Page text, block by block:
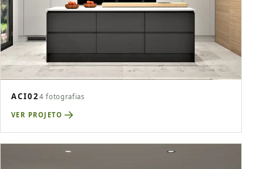
ACI02 4 fotografias
VER PROJETO